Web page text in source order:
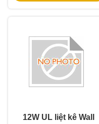
12W UL liệt kê Wall